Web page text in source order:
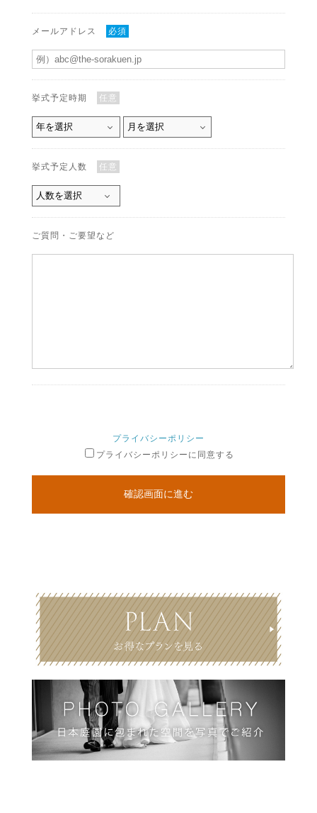
メールアドレス 必須
挙式予定時期 任意
挙式予定人数 任意
ご質問・ご要望など
プライバシーポリシー
プライバシーポリシーに同意する
確認画面に進む